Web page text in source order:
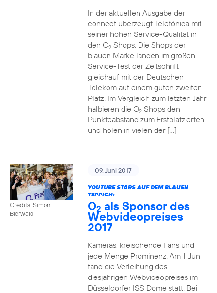
In der aktuellen Ausgabe der
connect überzeugt Telefónica mit
seiner hohen Service-Qualität in
den O2Shops: Die Shops der
blauen Marke landen im großen
Service-Test der Zeitschrift
gleichauf mit der Deutschen
Telekom auf einem guten zweiten
Platz. Im Vergleich zum letzten Jahr
halbieren die O2Shops den
Punkteabstand zum Erstplatzierten
und holen in vielen der […]
Credits: Simon
Bierwald
09. Juni 2017
YOUTUBE STARS AUF DEM BLAUEN
TEPPICH:
O2 als Sponsor des
Webvideopreises
2017
Kameras, kreischende Fans und
jede Menge Prominenz: Am 1. Juni
fand die Verleihung des
diesjährigen Webvideopreises im
Düsseldorfer ISS Dome statt. Bei